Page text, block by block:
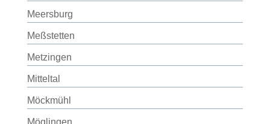
Meersburg
Meßstetten
Metzingen
Mitteltal
Möckmühl
Möglingen